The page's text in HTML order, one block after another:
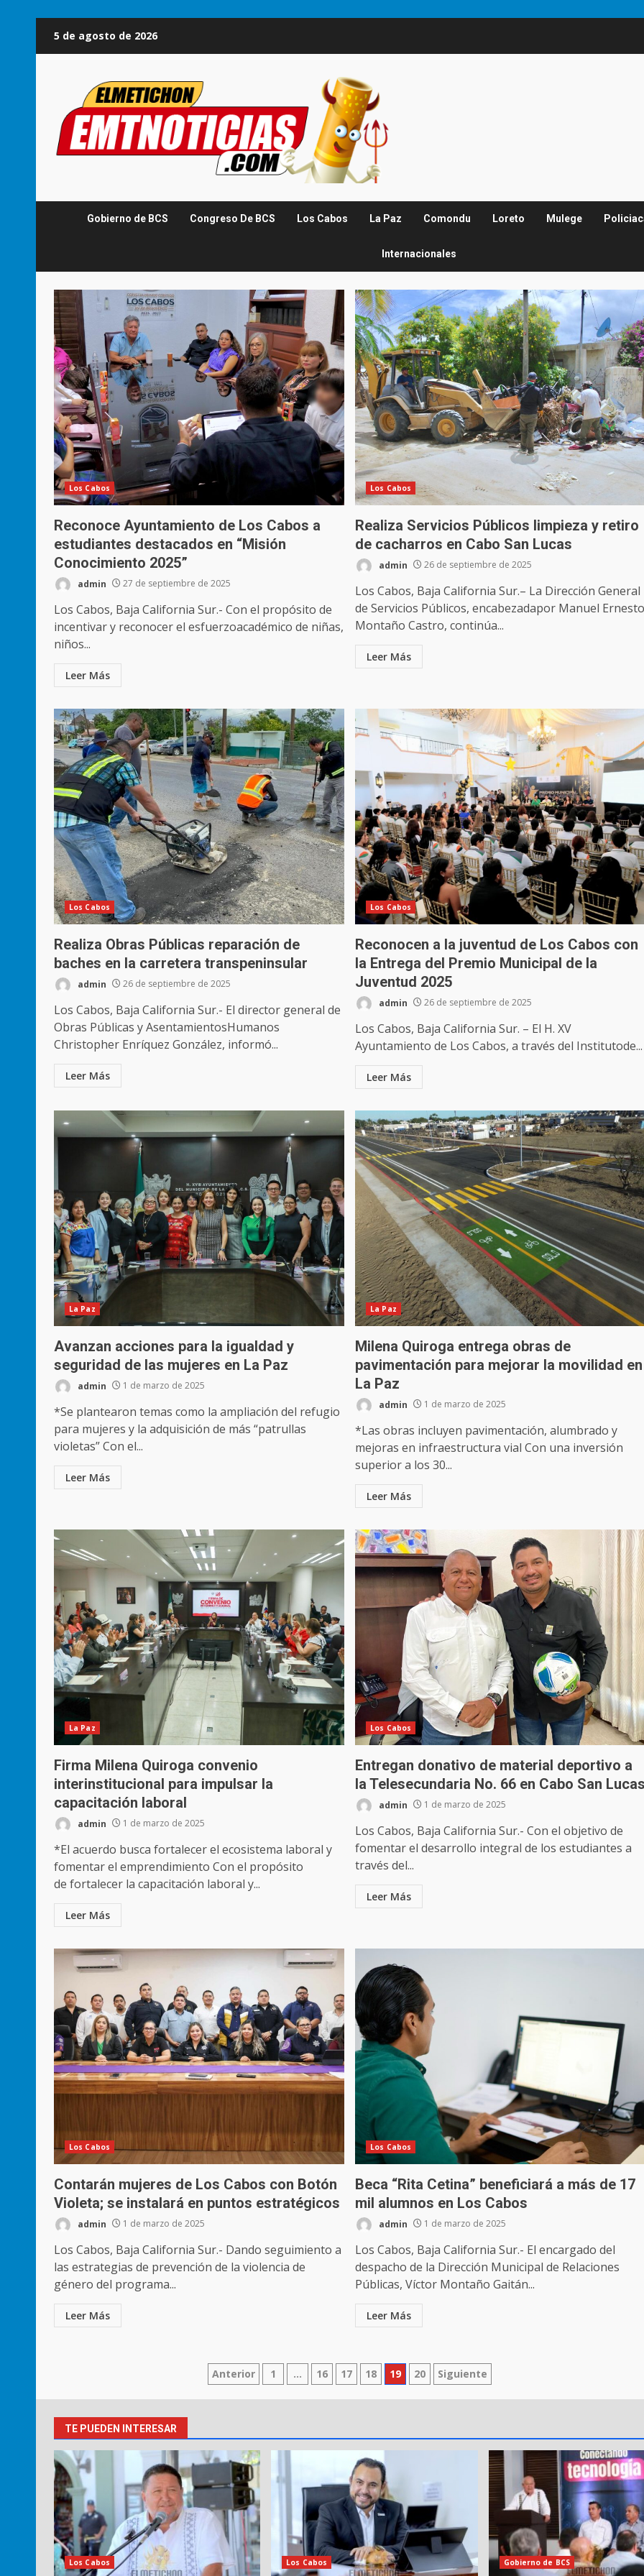
5 de agosto de 2026
Gobierno de BCS Congreso De BCS Los Cabos La Paz Comondu Loreto Mulege
Internacionales
Los Cabos
Reconoce Ayuntamiento de Los Cabos a
estudiantes destacados en “Misión
Conocimiento 2025”
admin 27 de septiembre de 2025
Los Cabos, Baja California Sur.- Con el propósito de
incentivar y reconocer el esfuerzoacadémico de niñas,
niños...
Leer Más
Los Cabos
Realiza Servicios Públicos limpieza y retiro
de cacharros en Cabo San Lucas
admin 26 de septiembre de 2025
Los Cabos, Baja California Sur.– La Dirección General
de Servicios Públicos, encabezadapor Manuel
Montaño Castro, continúa...
Leer Más
Los Cabos
Realiza Obras Públicas reparación de
baches en la carretera transpeninsular
admin 26 de septiembre de 2025
Los Cabos, Baja California Sur.- El director general de
Obras Públicas y AsentamientosHumanos
Christopher Enríquez González, informó...
Leer Más
Los Cabos
Reconocen a la juventud de Los Cabos con
la Entrega del Premio Municipal de la
Juventud 2025
admin 26 de septiembre de 2025
Los Cabos, Baja California Sur. – El H. XV
Ayuntamiento de Los Cabos, a través del Institutode...
Leer Más
La Paz
Avanzan acciones para la igualdad y
seguridad de las mujeres en La Paz
admin 1 de marzo de 2025
*Se plantearon temas como la ampliación del refugio
para mujeres y la adquisición de más “patrullas
violetas” Con el...
Leer Más
La Paz
Milena Quiroga entrega obras de
pavimentación para mejorar la movilidad en
La Paz
admin 1 de marzo de 2025
*Las obras incluyen pavimentación, alumbrado y
mejoras en infraestructura vial Con una inversión
superior a los 30...
Leer Más
La Paz
Firma Milena Quiroga convenio
interinstitucional para impulsar la
capacitación laboral
admin 1 de marzo de 2025
*El acuerdo busca fortalecer el ecosistema laboral y
fomentar el emprendimiento Con el propósito
de fortalecer la capacitación laboral y...
Leer Más
Los Cabos
Entregan donativo de material deportivo a
la Telesecundaria No. 66 en Cabo San
admin 1 de marzo de 2025
Los Cabos, Baja California Sur.- Con el objetivo de
fomentar el desarrollo integral de los estudiantes a
través del...
Leer Más
Los Cabos
Contarán mujeres de Los Cabos con Botón
Violeta; se instalará en puntos estratégicos
admin 1 de marzo de 2025
Los Cabos, Baja California Sur.- Dando seguimiento a
las estrategias de prevención de la violencia de
género del programa...
Leer Más
Los Cabos
Beca “Rita Cetina” beneficiará a más de 17
mil alumnos en Los Cabos
admin 1 de marzo de 2025
Los Cabos, Baja California Sur.- El encargado del
despacho de la Dirección Municipal de Relaciones
Públicas, Víctor Montaño Gaitán...
Leer Más
Paginación
de
entradas
Anterior 1 … 16 17 18 19 20 Siguiente
TE PUEDEN INTERESAR
Los Cabos Los Cabos Gobierno de BCS